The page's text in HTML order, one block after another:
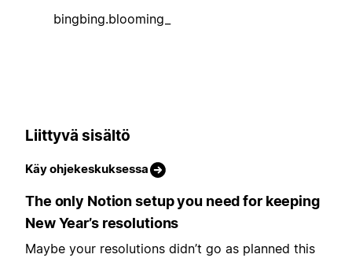
bingbing.blooming_
Liittyvä sisältö
Käy ohjekeskuksessa
The only Notion setup you need for keeping
New Year’s resolutions
Maybe your resolutions didn’t go as planned this